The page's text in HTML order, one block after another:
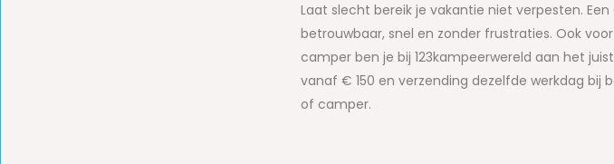
Laat slecht bereik je vakantie niet verpesten.
betrouwbaar, snel en zonder frustraties. Ook
camper ben je bij 123kampeerwereld aan het
vanaf € 150 en verzending dezelfde werkdag bij
of camper.